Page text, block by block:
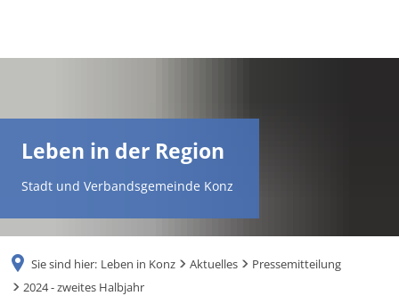
Leben in der Region
Stadt und Verbandsgemeinde Konz
Sie sind hier: Leben in Konz Aktuelles
Pressemitteilung
2024 - zweites Halbjahr